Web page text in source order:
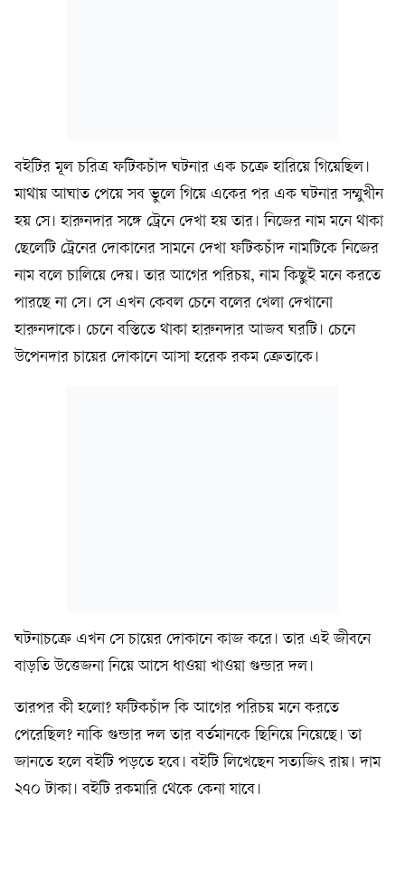
বইটির মূল চরিত্র ফটিকচাঁদ ঘটনার এক চক্রে হারিয়ে গিয়েছিল।
মাথায় আঘাত পেয়ে সব ভুলে গিয়ে একের পর এক ঘটনার সম্মুখীন
হয় সে। হারুনদার সঙ্গে ট্রেনে দেখা হয় তার। নিজের নাম মনে থাকা
ছেলেটি ট্রেনের দোকানের সামনে দেখা ফটিকচাঁদ নামটিকে নিজের
নাম বলে চালিয়ে দেয়। তার আগের পরিচয়, নাম কিছুই মনে করতে
পারছে না সে। সে এখন কেবল চেনে বলের খেলা দেখানো
হারুনদাকে। চেনে বস্তিতে থাকা হারুনদার আজব ঘরটি। চেনে
উপেনদার চায়ের দোকানে আসা হরেক রকম ক্রেতাকে।
ঘটনাচক্রে এখন সে চায়ের দোকানে কাজ করে। তার এই জীবনে
বাড়তি উত্তেজনা নিয়ে আসে ধাওয়া খাওয়া গুন্ডার দল।
তারপর কী হলো? ফটিকচাঁদ কি আগের পরিচয় মনে করতে
পেরেছিল? নাকি গুন্ডার দল তার বর্তমানকে ছিনিয়ে নিয়েছে। তা
জানতে হলে বইটি পড়তে হবে। বইটি লিখেছেন সত্যজিৎ রায়। দাম
২৭০ টাকা। বইটি রকমারি থেকে কেনা যাবে।